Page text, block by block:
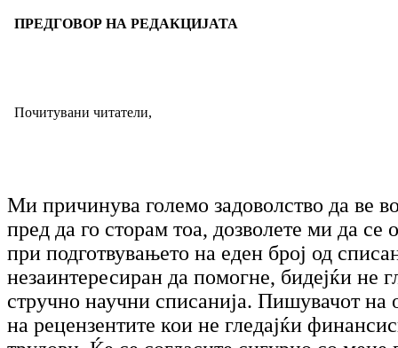
ПРЕДГОВОР НА РЕДАКЦИЈАТА
Почитувани читатели,
Ми причинува големо задоволство да ве
пред да го сторам тоа, дозволете ми да се
при подготвувањето на еден број од
незаинтересиран да помогне, бидејќи не
стручно научни списанија. Пишувачот на
на рецензентите кои не гледајќи